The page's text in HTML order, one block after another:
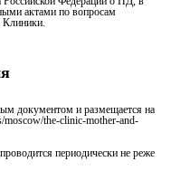
актами по вопросам
Клиники.
документом и размещается на
moscow/the-clinic-mother-and-
периодически не реже